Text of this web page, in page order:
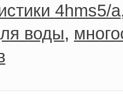
4hms5/a
воды,